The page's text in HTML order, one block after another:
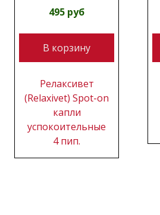
495 руб
В корзину
Релаксивет
(Relaxivet) Spot-on
капли
успокоительные
4 пип.